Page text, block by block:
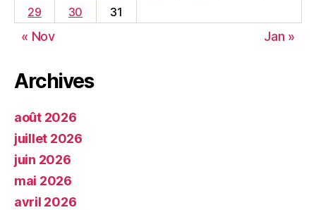
29
30 31
« Nov Jan »
Archives
août 2026
juillet 2026
juin 2026
mai 2026
avril 2026